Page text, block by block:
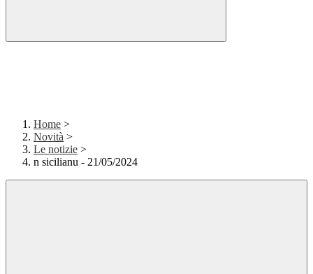
Home >
Novità >
Le notizie >
n sicilianu - 21/05/2024